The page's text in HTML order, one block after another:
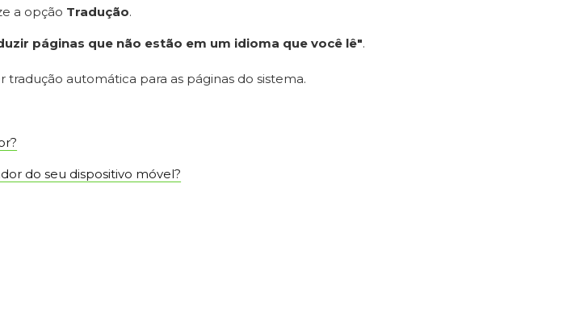
a opção Tradução.
páginas que não estão em um idioma que você lê".
tradução automática para as páginas do sistema.
do seu dispositivo móvel?